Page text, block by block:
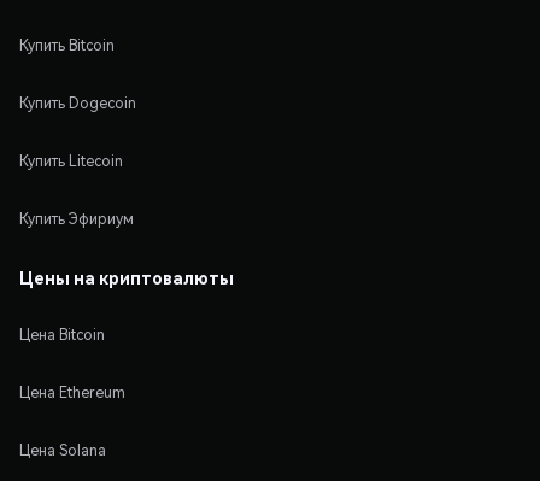
Купить Bitcoin
Купить Dogecoin
Купить Litecoin
Купить Эфириум
Цены на криптовалюты
Цена Bitcoin
Цена Ethereum
Цена Solana